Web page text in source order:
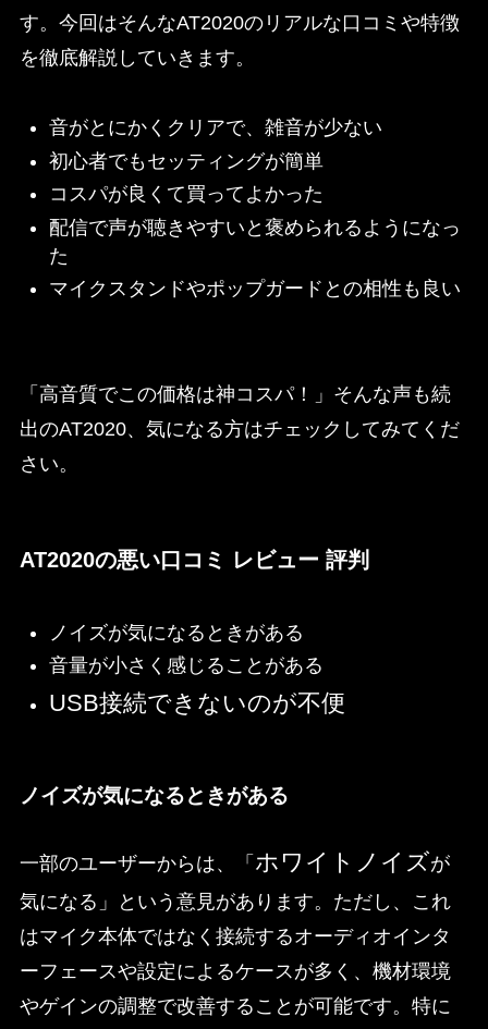
す。今回はそんなAT2020のリアルな口コミや特徴
を徹底解説していきます。
音がとにかくクリアで、雑音が少ない
初心者でもセッティングが簡単
コスパが良くて買ってよかった
配信で声が聴きやすいと褒められるようになっ
た
マイクスタンドやポップガードとの相性も良い
「高音質でこの価格は神コスパ！」そんな声も続
出のAT2020、気になる方はチェックしてみてくだ
さい。
AT2020の悪い口コミ レビュー 評判
ノイズが気になるときがある
音量が小さく感じることがある
USB接続できないのが不便
ノイズが気になるときがある
一部のユーザーからは、「 ホワイトノイズが
気になる」という意見があります。ただし、これ
はマイク本体ではなく接続するオーディオインタ
ーフェースや設定によるケースが多く、機材環境
やゲインの調整で改善することが可能です。特に